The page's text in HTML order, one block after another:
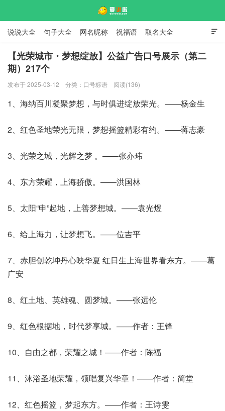
爱说啦

说说大全 句子大全 网名昵称 祝福语 取名大全
标语口号 签名大全
【光荣城市・梦想绽放】公益广告口号展示（第二
期）217个
发布于 2025-03-12 分类： 口号标语 阅读(136)
1、海纳百川凝聚梦想，与时俱进绽放荣光。——杨金生
2、红色圣地荣光无限，梦想摇篮精彩有约。——蒋志豪
3、光荣之城，光辉之梦 。——张亦玮
4、东方荣耀，上海骄傲。——洪国林
5、太阳“申”起地，上善梦想城。——袁光煜
6、给上海力，让梦想飞。——位吉平
7、赤胆创乾坤丹心映华夏 红日生上海世界看东方。——葛
广安
8、红土地、英雄魂、圆梦城。——张远伦
9、红色根据地，时代梦享城。——作者：王锋
10、自由之都，荣耀之城！——作者：陈福
11、沐浴圣地荣耀，领唱复兴华章！——作者：简堂
12、红色摇篮，梦起东方。——作者：王诗雯